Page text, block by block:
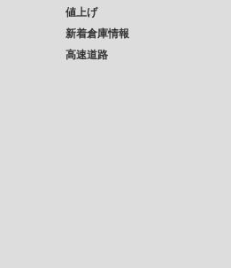
値上げ
新着倉庫情報
高速道路